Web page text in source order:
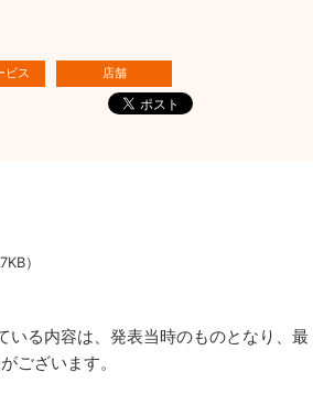
）
いる内容は、発表当時のものとなり、最
ございます。